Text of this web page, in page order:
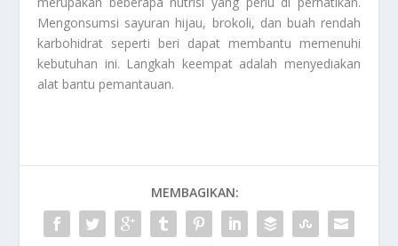
Mengonsumsi sayuran hijau, brokoli, dan buah rendah
karbohidrat seperti beri dapat membantu memenuhi
kebutuhan ini. Langkah keempat adalah menyediakan
alat bantu pemantauan.
MEMBAGIKAN: